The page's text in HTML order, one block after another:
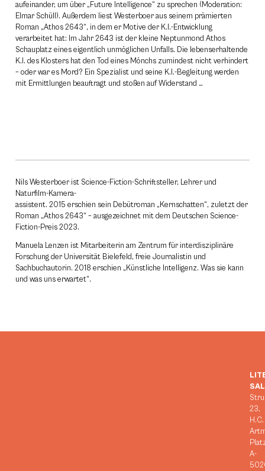
aufeinander, um über „Future Intelligence“ zu sprechen (Moderation:
Elmar Schüll). Außerdem liest Westerboer aus seinem prämierten
Roman „Athos 2643“, in dem er Motive der K.I.-Entwicklung
verarbeitet hat: Im Jahr 2643 ist der kleine Neptunmond Athos
Schauplatz eines eigentlich unmöglichen Unfalls. Die lebenserhaltende
K.I. des Klosters hat den Tod eines Mönchs zumindest nicht verhindert
– oder war es Mord? Ein Spezialist und seine K.I.-Beg­leitung werden
mit Ermittlungen beauftragt und stoßen auf Widerstand …
Nils Westerboer ist Science-Fiction-Schriftsteller, Lehrer und
Naturfilm-Kamera-­
assistent. 2015 erschien sein Debütroman „Kernschatten“, zuletzt der
Roman „Athos 2643“ – ausgezeichnet mit dem Deutschen Science-
Fiction-Preis 2023.
Manuela Lenzen ist Mitarbeiterin am Zentrum für interdisziplinäre
Forschung der Universität Bielefeld, freie Journalistin und
Sachbuchautorin. 2018 erschien „Künstliche Intelligenz. Was sie kann
und was uns erwartet“.
23,
H.C.
A-